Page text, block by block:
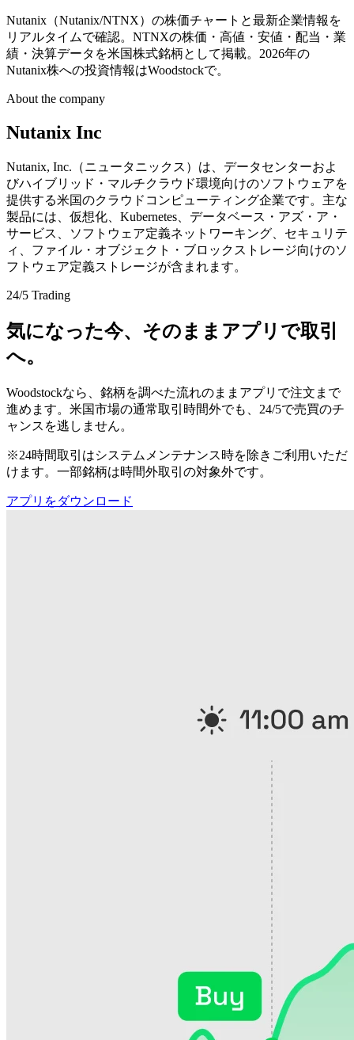
Nutanix（Nutanix/NTNX）の株価チャートと最新企業情報を
リアルタイムで確認。NTNXの株価・高値・安値・配当・業
績・決算データを米国株式銘柄として掲載。2026年の
Nutanix株への投資情報はWoodstockで。
About the company
Nutanix Inc
Nutanix, Inc.（ニュータニックス）は、データセンターおよ
びハイブリッド・マルチクラウド環境向けのソフトウェアを
提供する米国のクラウドコンピューティング企業です。主な
製品には、仮想化、Kubernetes、データベース・アズ・ア・
サービス、ソフトウェア定義ネットワーキング、セキュリテ
ィ、ファイル・オブジェクト・ブロックストレージ向けのソ
フトウェア定義ストレージが含まれます。
24/5 Trading
気になった今、そのままアプリで取引
へ。
Woodstockなら、銘柄を調べた流れのままアプリで注文まで
進めます。米国市場の通常取引時間外でも、24/5で売買のチ
ャンスを逃しません。
※24時間取引はシステムメンテナンス時を除きご利用いただ
けます。一部銘柄は時間外取引の対象外です。
アプリをダウンロード